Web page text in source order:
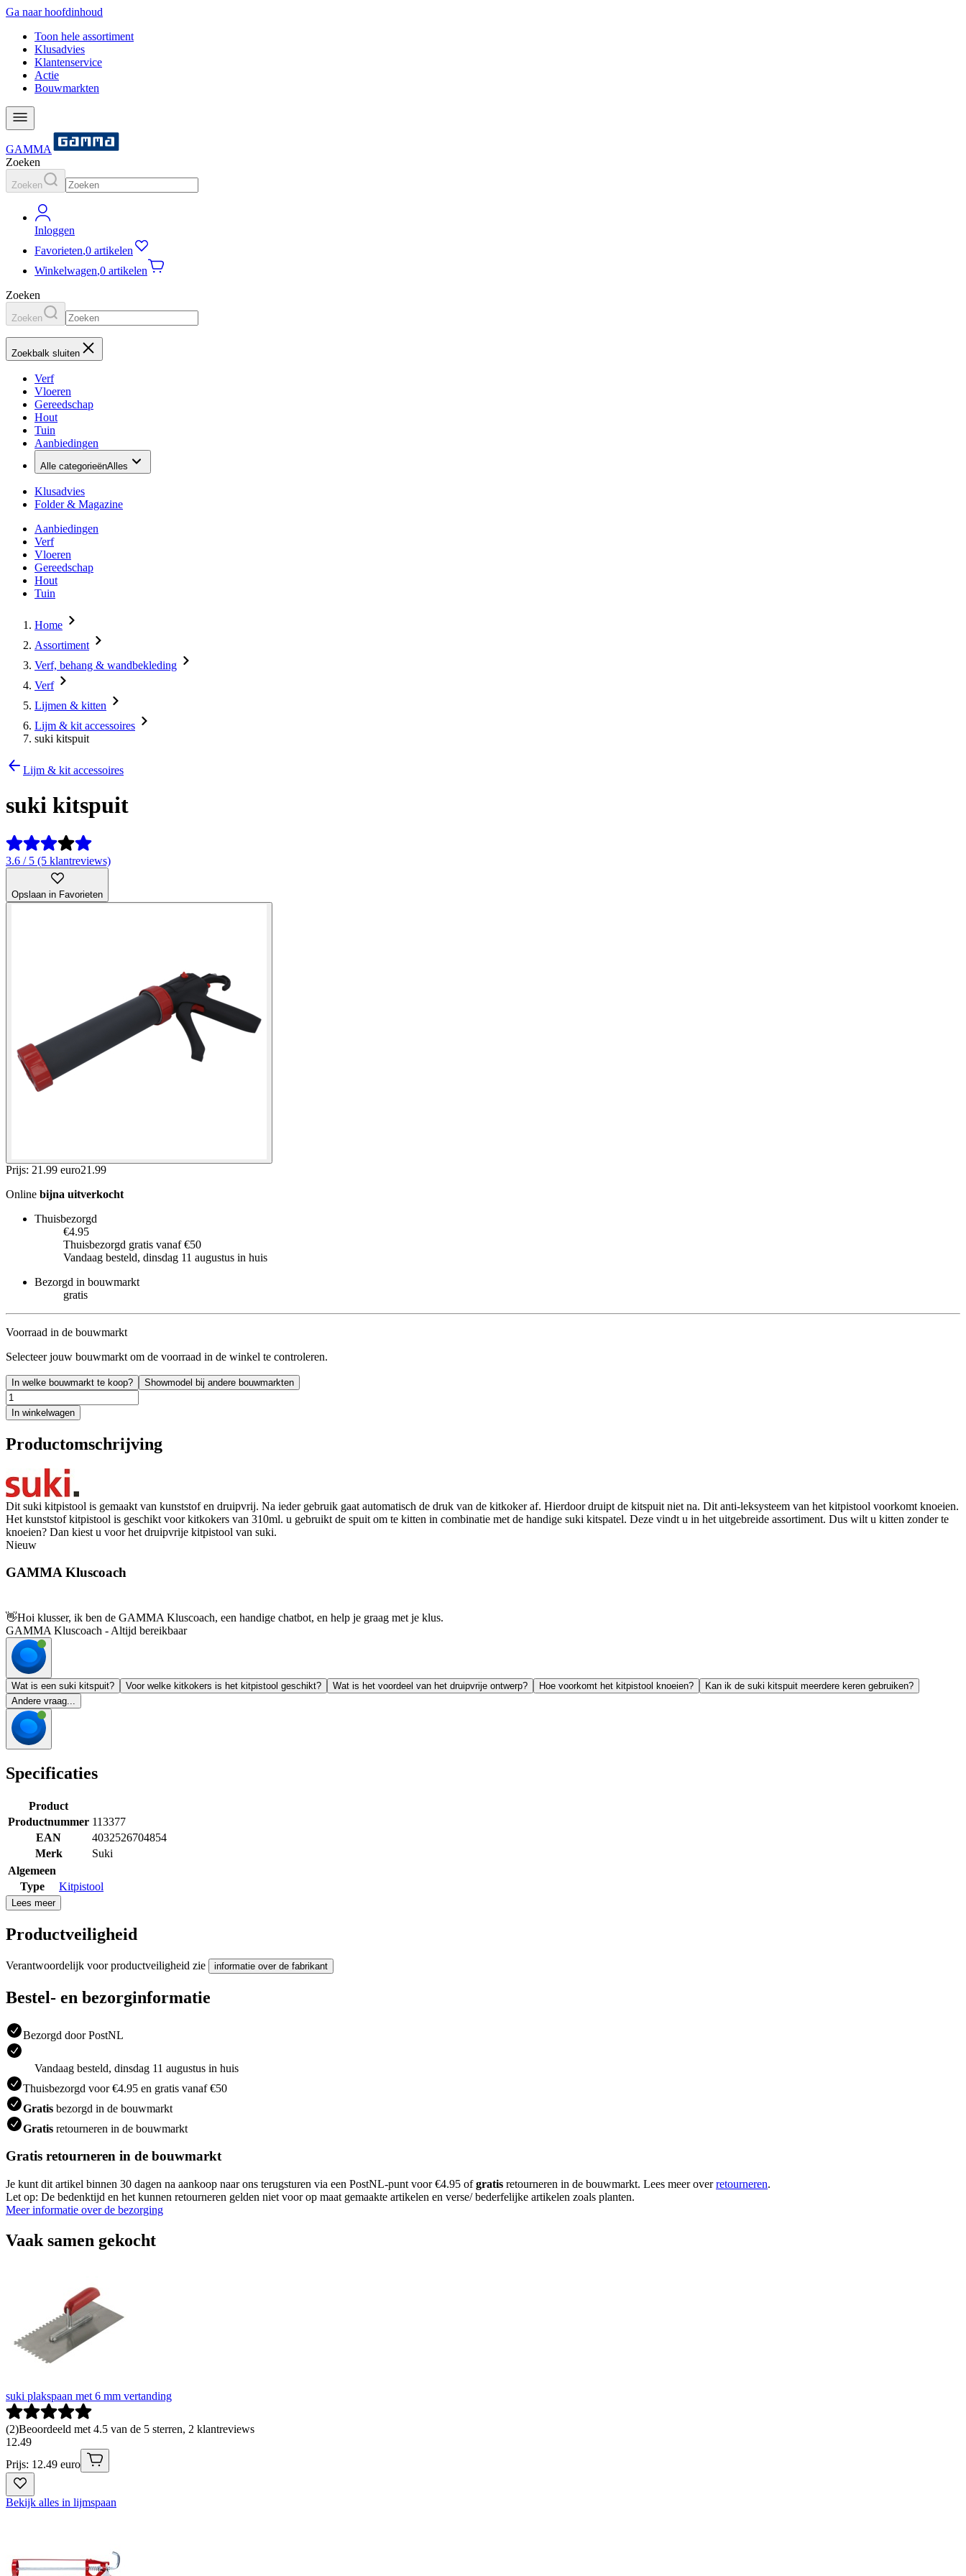
Ga naar hoofdinhoud
Toon hele assortiment
Klusadvies
Klantenservice
Actie
Bouwmarkten
GAMMA
Zoeken
Zoeken
Inloggen
Favorieten,0 artikelen
Winkelwagen,0 artikelen
Zoeken
Zoeken
Zoekbalk sluiten
Verf
Vloeren
Gereedschap
Hout
Tuin
Aanbiedingen
Alle categorieënAlles
Klusadvies
Folder & Magazine
Aanbiedingen
Verf
Vloeren
Gereedschap
Hout
Tuin
Home
Assortiment
Verf, behang & wandbekleding
Verf
Lijmen & kitten
Lijm & kit accessoires
suki kitspuit
Lijm & kit accessoires
suki kitspuit
3.6 / 5 (5 klantreviews)
Opslaan in Favorieten
Prijs: 21.99 euro21 .99
Online bijna uitverkocht
Thuisbezorgd
€4.95
Thuisbezorgd gratis vanaf €50
Vandaag besteld, dinsdag 11 augustus in huis
Bezorgd in bouwmarkt
gratis
Voorraad in de bouwmarkt
Selecteer jouw bouwmarkt om de voorraad in de winkel te controleren.
In welke bouwmarkt te koop? Showmodel bij andere bouwmarkten
In winkelwagen
Productomschrijving
Dit suki kitpistool is gemaakt van kunststof en druipvrij. Na ieder gebruik gaat automatisch de druk van de kitkoker af. Hierdoor druipt de kitspuit niet na. Dit anti-leksysteem van het kitpistool voorkomt knoeien.
Het kunststof kitpistool is geschikt voor kitkokers van 310ml. u gebruikt de spuit om te kitten in combinatie met de handige suki kitspatel. Deze vindt u in het uitgebreide assortiment. Dus wilt u kitten zonder te
knoeien? Dan kiest u voor het druipvrije kitpistool van suki.
Nieuw
GAMMA Kluscoach
👋Hoi klusser, ik ben de GAMMA Kluscoach, een handige chatbot, en help je graag met je klus.
GAMMA Kluscoach - Altijd bereikbaar
Wat is een suki kitspuit? Voor welke kitkokers is het kitpistool geschikt? Wat is het voordeel van het druipvrije ontwerp? Hoe voorkomt het kitpistool knoeien?
Kan ik de suki kitspuit meerdere keren gebruiken?
Andere vraag...
Specificaties
Product
Productnummer 113377
EAN
4032526704854
Merk
Suki
Algemeen
Type
Kitpistool
Lees meer
Productveiligheid
Verantwoordelijk voor productveiligheid zie informatie over de fabrikant
Bestel- en bezorginformatie
Bezorgd door PostNL
Vandaag besteld, dinsdag 11 augustus in huis
Thuisbezorgd voor €4.95 en gratis vanaf €50
Gratis bezorgd in de bouwmarkt
Gratis retourneren in de bouwmarkt
Gratis retourneren in de bouwmarkt
Je kunt dit artikel binnen 30 dagen na aankoop naar ons terugsturen via een PostNL-punt voor €4.95 ofgratis retourneren in de bouwmarkt. Lees meer overretourneren.
Let op: De bedenktijd en het kunnen retourneren gelden niet voor op maat gemaakte artikelen en verse/ bederfelijke artikelen zoals planten.
Meer informatie over de bezorging
Vaak samen gekocht
suki plakspaan met 6 mm vertanding
(2)Beoordeeld met 4.5 van de 5 sterren, 2 klantreviews
12.49
Prijs: 12.49 euro
Bekijk alles in lijmspaan